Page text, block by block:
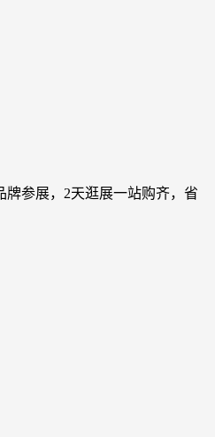
参展，2天逛展一站购齐，省